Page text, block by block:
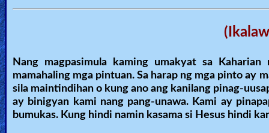
Bible
Questions
Something
Funny...
Nang magpasimula kaming umakyat sa
mamahaling mga pintuan. Sa harap ng mga pinto ay
sila maintindihan o kung ano ang kanilang pinag-
ay binigyan kami nang pang-unawa. Kami ay
bumukas. Kung hindi namin kasama si Hesus hindi